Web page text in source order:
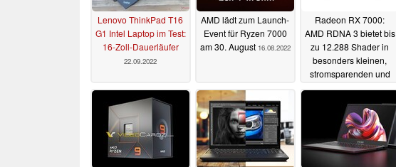
Lenovo ThinkPad T16
G1 Intel Laptop im Test:
16-Zoll-Dauerläufer
22.09.2022
AMD lädt zum Launch-
Event für Ryzen 7000
am 30. August 16.08.2022
Radeon RX 7000:
AMD RDNA 3 bietet bis
zu 12.288 Shader in
besonders kleinen,
stromsparenden und
15.08.2022